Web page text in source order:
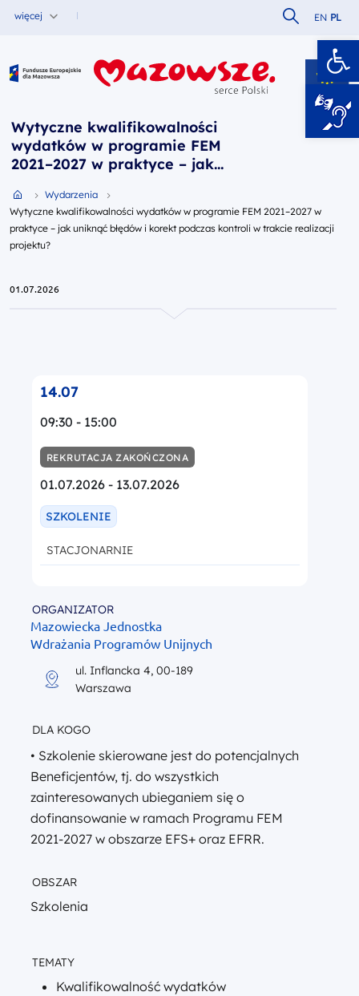
więcej Szukaj w
EN PL
Fundusze Europejskie dla Mazowsza
Wytyczne kwalifikowalności
wydatków w programie FEM
2021–2027 w praktyce – jak
kontroli w trakcie realizacji
projektu?
Przejdź do strony głównej portalu
Wydarzenia
Wytyczne kwalifikowalności wydatków w programie FEM 2021–2027 w
praktyce – jak uniknąć błędów i korekt podczas kontroli w trakcie realizacji
projektu?
01.07.2026
DLA KOGO
• Szkolenie skierowane jest do potencjalnych
Beneficjentów, tj. do wszystkich
zainteresowanych ubieganiem się o
dofinansowanie w ramach Programu FEM
2021-2027 w obszarze EFS+ oraz EFRR.
OBSZAR
Szkolenia
TEMATY
Kwalifikowalność wydatków
14.07
09:30 - 15:00
REKRUTACJA ZAKOŃCZONA
01.07.2026 - 13.07.2026
SZKOLENIE
STACJONARNIE
ORGANIZATOR
Mazowiecka Jednostka
Wdrażania Programów Unijnych
ul. Inflancka 4, 00-189
Warszawa